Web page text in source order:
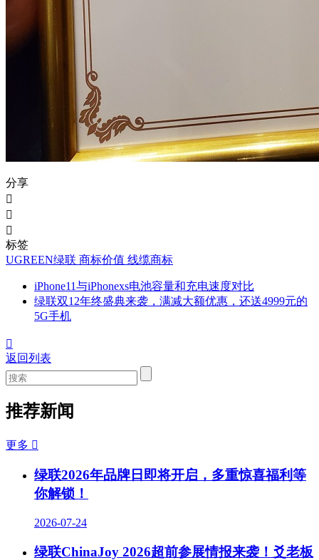
分享



标签
UGREEN绿联 商标价值 线缆商标
iPhone11与iPhonexs电池容量和充电速度对比
绿联双12年终盛典来袭，满减大额优惠，还送4999元的
5G手机

返回列表
推荐新闻
更多 
绿联2026年品牌日即将开启，多重惊喜福利等
你解锁！
2026-07-24
绿联ChinaJoy 2026超前参展情报来袭！爻老板